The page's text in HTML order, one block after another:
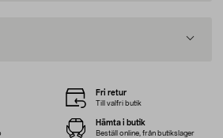
Fri retur
Till valfri butik
Hämta i butik
Beställ online, från butikslager